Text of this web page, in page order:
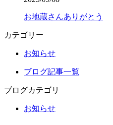
お地蔵さんありがとう
カテゴリー
お知らせ
ブログ記事一覧
ブログカテゴリ
お知らせ